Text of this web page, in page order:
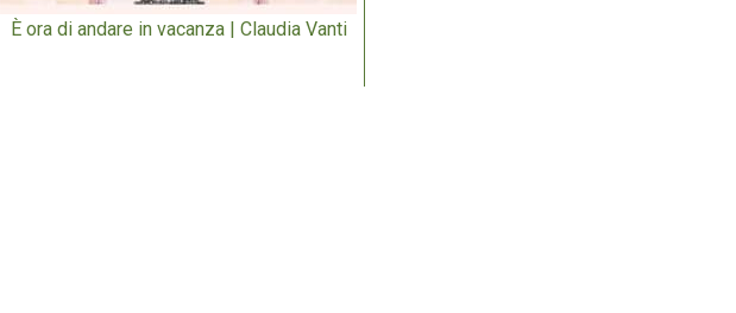
È ora di andare in vacanza | Claudia Vanti